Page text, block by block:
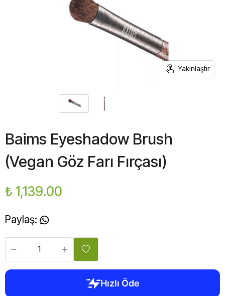
Yakınlaştır
Baims Eyeshadow Brush
(Vegan Göz Farı Fırçası)
₺ 1,139.00
Paylaş: